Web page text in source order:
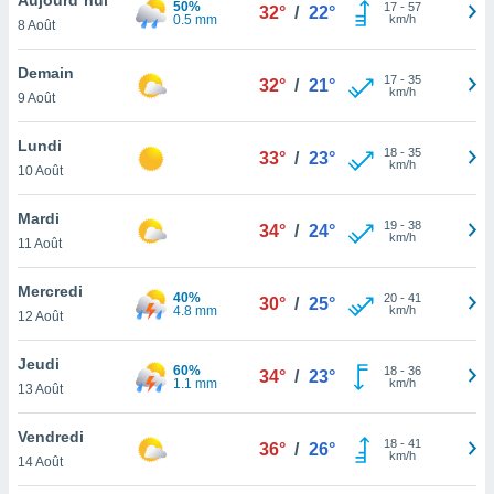
et
»,
au
vous
qu'ils
ou
le
ainsi
un
la
du
8 Août
50%
0.5 mm
32° / 22° 17- 57
km/h
Demain
9 Août
32° / 21° 17- 35
km/h
Lundi
10 Août
33° / 23° 18- 35
km/h
Mardi
11 Août
34° / 24° 19- 38
km/h
Mercredi
12 Août
40%
4.8 mm
30° / 25° 20- 41
km/h
Jeudi
13 Août
60%
1.1 mm
34° / 23° 18- 36
km/h
Vendredi
14 Août
36° / 26° 18- 41
km/h